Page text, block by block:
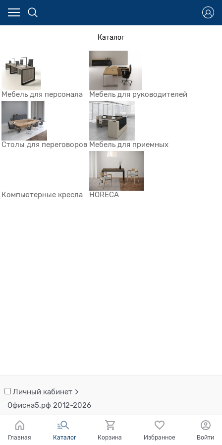
Каталог
Мебель для персонала Мебель для руководителей
Столы для переговоров Мебель для приемных
Компьютерные кресла HORECA
Личный кабинет
Офисна5.рф 2012-2026
Главная Каталог Корзина Избранное Войти